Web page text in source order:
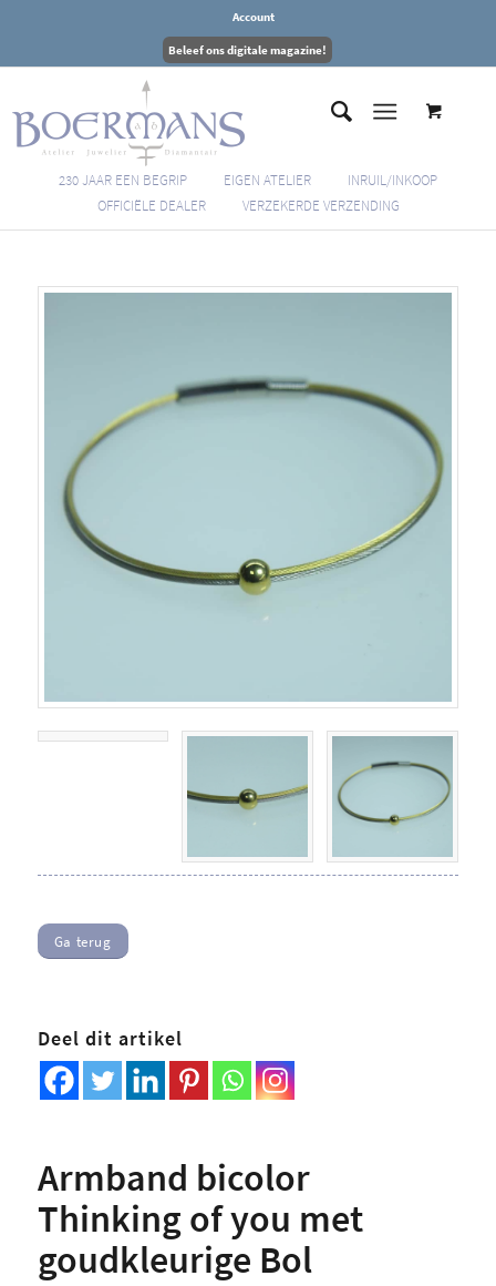
Account
Beleef ons digitale magazine!
230 JAAR EEN BEGRIP EIGEN ATELIER
INRUIL/INKOOP
OFFICIËLE DEALER
VERZEKERDE VERZENDING
Ga terug
Deel dit artikel
Armband bicolor
Thinking of you met
goudkleurige Bol